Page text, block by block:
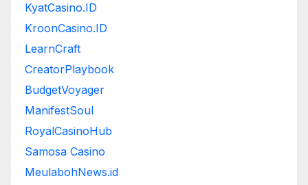
KyatCasino.ID
KroonCasino.ID
LearnCraft
CreatorPlaybook
BudgetVoyager
ManifestSoul
RoyalCasinoHub
Samosa Casino
MeulabohNews.id